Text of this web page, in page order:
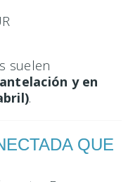
suelen
y en
.
QUE